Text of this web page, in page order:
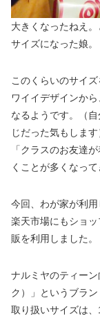
大きくなったねえ
サイズになった娘。
このくらいのサイ
ワイイデザインか
なるようです。（
じだった気もします
「クラスのお友達
くことが多くなって
今回、わが家が利用
楽天市場にもショ
販を利用しました。
ナルミヤのティー
ク）」というブラン
取り扱いサイズは